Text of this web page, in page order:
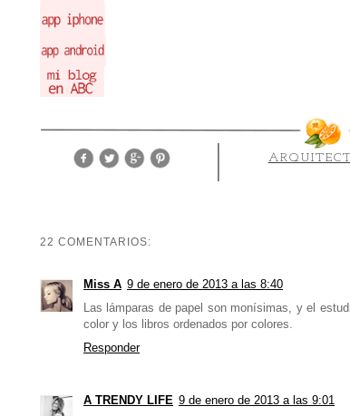
22 COMENTARIOS:
Miss A 9 de enero de 2013 a las 8:40
Las lámparas de papel son monísimas, y el
color y los libros ordenados por colores.
Responder
A TRENDY LIFE 9 de enero de 2013 a las 9:01